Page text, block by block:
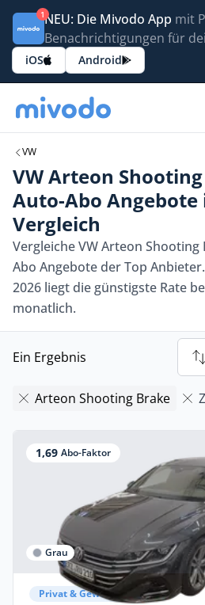
1NEU: Die Mivodo App mit
Benachrichtigungen für
iOS Android
VW
VW Arteon
Auto-Abo Angebote
Vergleich
Vergleiche VW Arteon Shooting
Abo Angebote der Top
2026 liegt die günstigste Rate
monatlich.
Ein Ergebnis
Arteon Shooting Brake
1,69 Abo-Faktor
Grau
Privat & Gewerbe